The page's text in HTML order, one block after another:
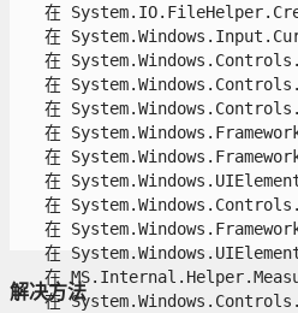
在
在
在
在
在
在
在
在
在
在
在
在
在
解决方法